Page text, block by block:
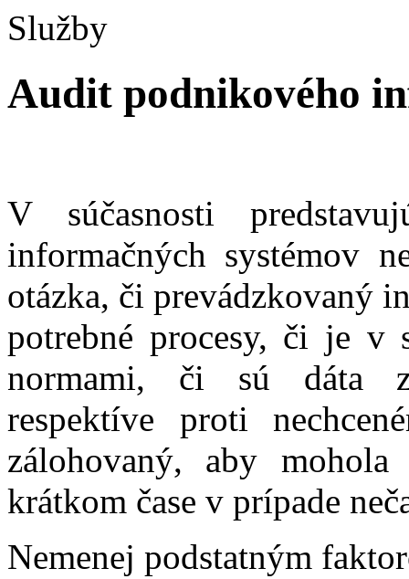
Služby
Audit podnikového
V súčasnosti
informačných systémov
otázka, či prevádzkovaný
potrebné procesy, či je v
normami, či sú dáta
respektíve proti
zálohovaný, aby
krátkom čase v prípade
Nemenej podstatným